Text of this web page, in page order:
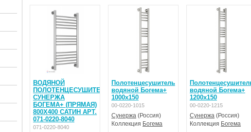
ВОДЯНОЙ
ПОЛОТЕНЦЕСУШИТЕЛЬ
СУНЕРЖА
БОГЕМА+ (ПРЯМАЯ)
800X400 САТИН АРТ.
071-0220-8040
071-0220-8040
Полотенцесушитель
водяной Богема+
1000x150
00-0220-1015
Сунержа (Россия)
Коллекция Богема
водяной Богема+
1200x150
00-0220-1215
Сунержа (Россия)
Коллекция Богема